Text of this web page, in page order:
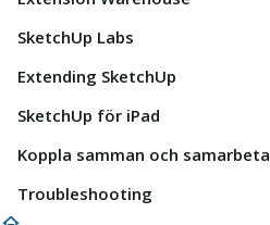
SketchUp Labs
Extending SketchUp
SketchUp för iPad
Koppla samman och samarbeta
Troubleshooting